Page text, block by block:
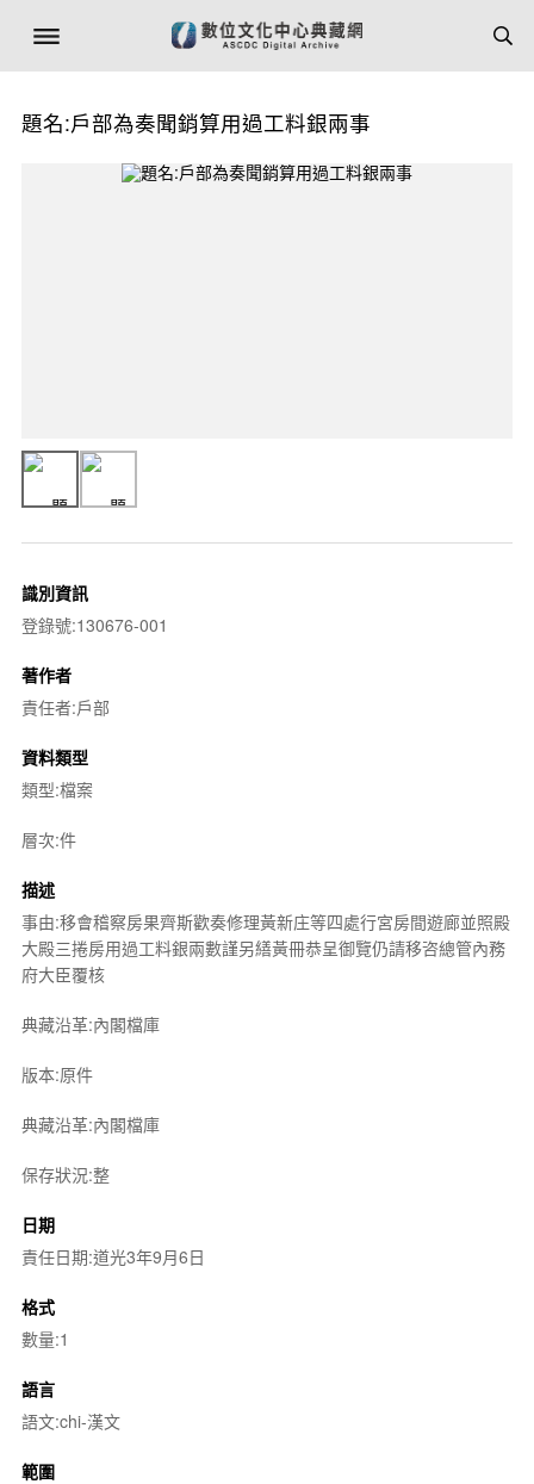
題名:戶部為奏聞銷算用過工料銀兩事
識別資訊
登錄號:130676-001
著作者
責任者:戶部
資料類型
類型:檔案
層次:件
描述
事由:移會稽察房果齊斯歡奏修理黃新庄等四處行宮房間遊廊並照殿
大殿三捲房用過工料銀兩數謹另繕黃冊恭呈御覽仍請移咨總管內務
府大臣覆核
典藏沿革:內閣檔庫
版本:原件
典藏沿革:內閣檔庫
保存狀況:整
日期
責任日期:道光3年9月6日
格式
數量:1
語言
語文:chi-漢文
範圍